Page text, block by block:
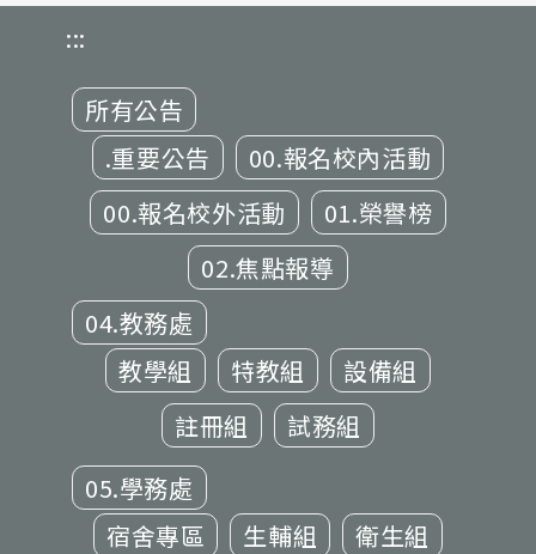
:::
所有公告
.重要公告
00.報名校內活動
00.報名校外活動
01.榮譽榜
02.焦點報導
04.教務處
教學組
特教組
設備組
註冊組
試務組
05.學務處
宿舍專區
生輔組
衛生組